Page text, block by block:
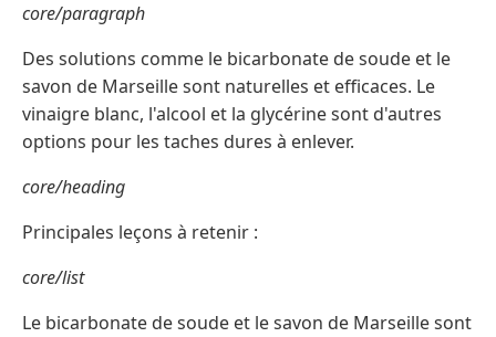
core/paragraph
Des solutions comme le bicarbonate de soude et le
savon de Marseille sont naturelles et efficaces. Le
vinaigre blanc, l'alcool et la glycérine sont d'autres
options pour les taches dures à enlever.
core/heading
Principales leçons à retenir :
core/list
Le bicarbonate de soude et le savon de Marseille sont